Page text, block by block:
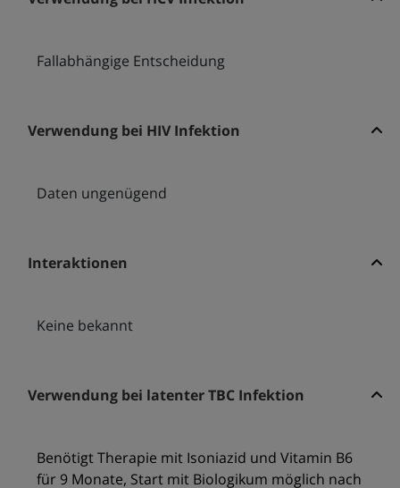
Fallabhängige Entscheidung
Verwendung bei HIV Infektion
Daten ungenügend
Interaktionen
Keine bekannt
Verwendung bei latenter TBC Infektion
Benötigt Therapie mit Isoniazid und Vitamin B6
für 9 Monate, Start mit Biologikum möglich nach